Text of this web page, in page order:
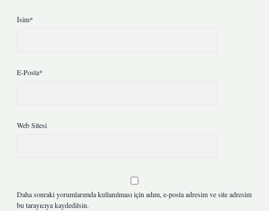
İsim*
E-Posta*
Web Sitesi
Daha sonraki yorumlarımda kullanılması için adım, e-posta adresim ve site adresim
bu tarayıcıya kaydedilsin.